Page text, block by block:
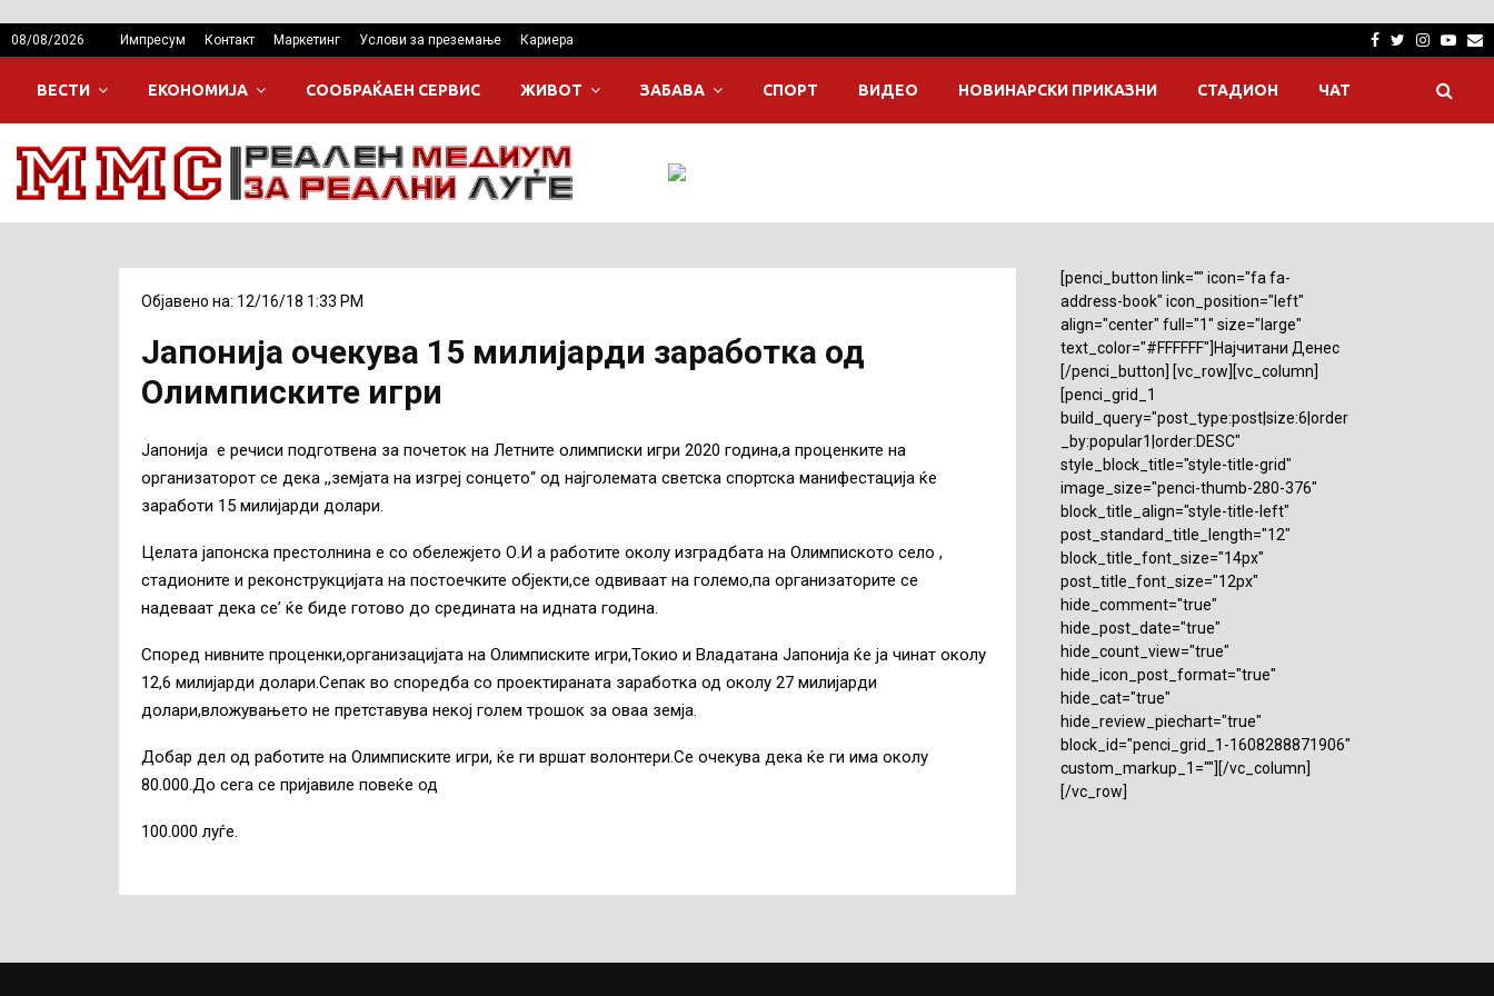
08/08/2026 Импресум Контакт Маркетинг Услови за преземање Кариера Facebook
Twitter
ВЕСТИ ЕКОНОМИЈА СООБРАЌАЕН СЕРВИС ЖИВОТ ЗАБАВА СПОРТ ВИДЕО НОВИНАРСКИ ПРИКАЗНИ СТАДИОН ЧАТ
Објавено на: 12/16/18 1:33 PM
Јапонија очекува 15 милијарди заработка од
Олимписките игри
Јапонија е речиси подготвена за почеток на Летните олимписки игри 2020 година,а проценките на
организаторот се дека ,,земјата на изгреј сонцето“ од најголемата светска спортска манифестација ќе
заработи 15 милијарди долари.
Целата јапонска престолнина е со обележјето О.И а работите околу изградбата на Олимпиското село ,
стадионите и реконструкцијата на постоечките објекти,се одвиваат на големо,па организаторите се
надеваат дека се’ ќе биде готово до средината на идната година.
Според нивните проценки,организацијата на Олимписките игри,Токио и Владатана Јапонија ќе ја чинат околу
12,6 милијарди долари.Сепак во споредба со проектираната заработка од околу 27 милијарди
долари,вложувањето не претставува некој голем трошок за оваа земја.
Добар дел од работите на Олимписките игри, ќе ги вршат волонтери.Се очекува дека ќе ги има околу
80.000.До сега се пријавиле повеќе од
100.000 луѓе.
[penci_button link="" icon="fa fa-
address-book" icon_position="left"
align="center" full="1" size="large"
text_color="#FFFFFF"]Најчитани Денес
[/penci_button] [vc_row][vc_column]
[penci_grid_1
build_query="post_type:post|size:6|order
_by:popular1|order:DESC"
style_block_title="style-title-grid"
image_size="penci-thumb-280-376"
block_title_align="style-title-left"
post_standard_title_length="12"
block_title_font_size="14px"
post_title_font_size="12px"
hide_comment="true"
hide_post_date="true"
hide_count_view="true"
hide_icon_post_format="true"
hide_cat="true"
hide_review_piechart="true"
block_id="penci_grid_1-1608288871906"
custom_markup_1=""][/vc_column]
[/vc_row]